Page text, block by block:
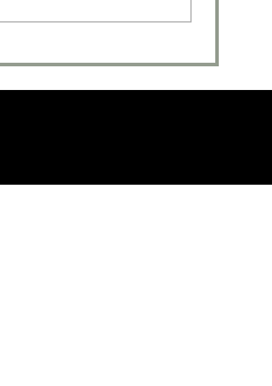
y alinear intereses